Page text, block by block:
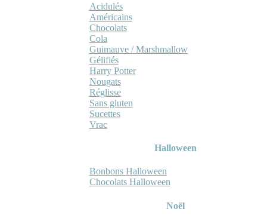
Acidulés
Américains
Chocolats
Cola
Guimauve / Marshmallow
Gélifiés
Harry Potter
Nougats
Réglisse
Sans gluten
Sucettes
Vrac
Halloween
Bonbons Halloween
Chocolats Halloween
Noël